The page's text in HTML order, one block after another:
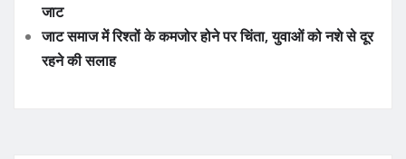
जाट
जाट समाज में रिश्तों के कमजोर होने पर चिंता, युवाओं को नशे से दूर
रहने की सलाह